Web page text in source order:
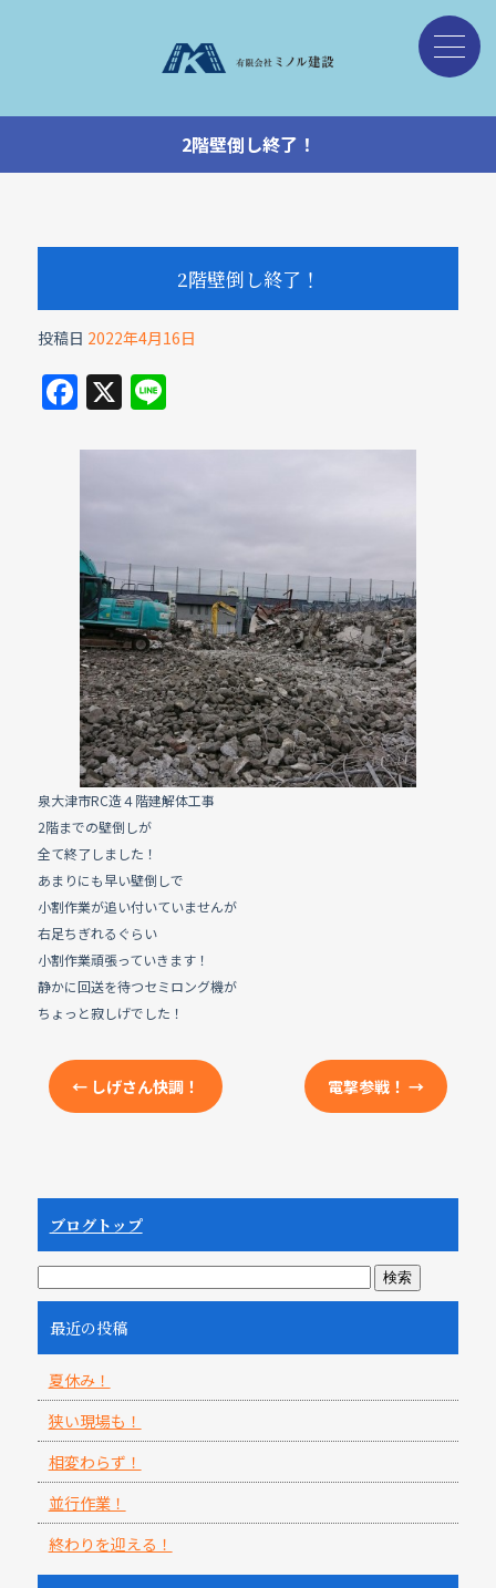
2階壁倒し終了！
2階壁倒し終了！
投稿日 2022年4月16日
F
a
c
o
o
k
X Li
e
泉大津市RC造４階建解体工事
2階までの壁倒しが
全て終了しました！
あまりにも早い壁倒しで
小割作業が追い付いていませんが
右足ちぎれるぐらい
小割作業頑張っていきます！
静かに回送を待つセミロング機が
ちょっと寂しげでした！
←しげさん快調！ 電撃参戦！→
ブログトップ
最近の投稿
夏休み！
狭い現場も！
相変わらず！
並行作業！
終わりを迎える！